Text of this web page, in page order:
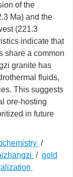
of the
Ma) and the
(221.3
indicate that
share a common
granite has
fluids,
This suggests
ore-hosting
in future
/
/ gold